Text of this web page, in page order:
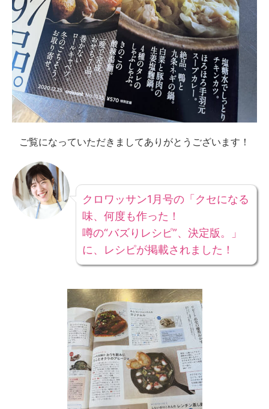
ご覧になっていただきましてありがとうございます！
クロワッサン1月号の「クセになる
味、何度も作った！
噂の“バズりレシピ”、決定版。」
に、レシピが掲載されました！